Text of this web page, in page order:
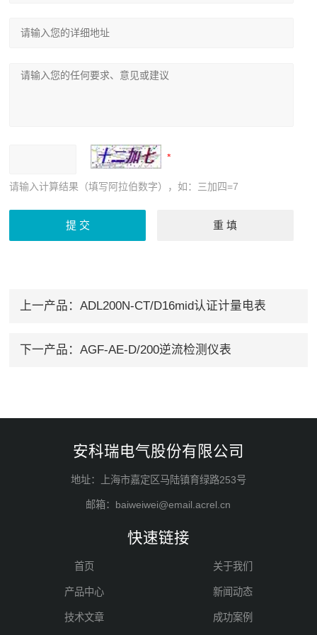
请输入计算结果（填写阿拉伯数字），如：三加四=7
上一产品： ADL200N-CT/D16mid认证计量电表
下一产品： AGF-AE-D/200逆流检测仪表
安科瑞电气股份有限公司
地址：上海市嘉定区马陆镇育绿路253号
邮箱：baiweiwei@email.acrel.cn
快速链接
首页 关于我们
产品中心 新闻动态
技术文章 成功案例